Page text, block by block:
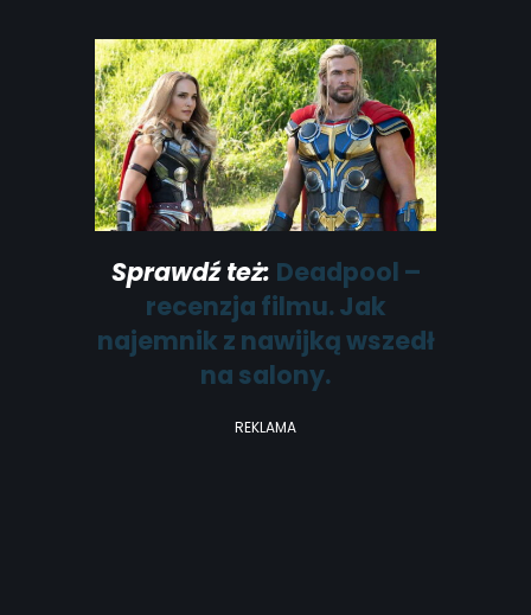
Sprawdź też: Deadpool –
recenzja filmu. Jak
najemnik z nawijką wszedł
na salony.
REKLAMA